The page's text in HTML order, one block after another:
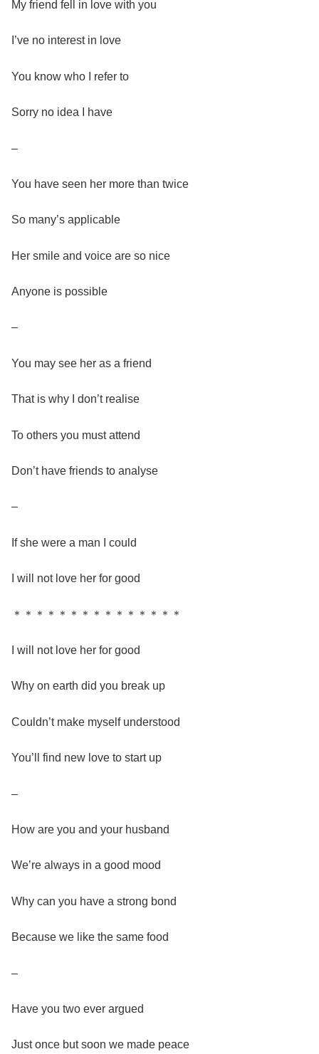
My friend fell in love with you
I’ve no interest in love
You know who I refer to
Sorry no idea I have
–
You have seen her more than twice
So many’s applicable
Her smile and voice are so nice
Anyone is possible
–
You may see her as a friend
That is why I don’t realise
To others you must attend
Don’t have friends to analyse
–
If she were a man I could
I will not love her for good
＊＊＊＊＊＊＊＊＊＊＊＊＊＊＊
I will not love her for good
Why on earth did you break up
Couldn’t make myself understood
You’ll find new love to start up
–
How are you and your husband
We’re always in a good mood
Why can you have a strong bond
Because we like the same food
–
Have you two ever argued
Just once but soon we made peace